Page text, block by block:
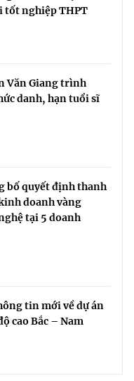
tốt nghiệp THPT
Văn Giang trình
danh, hạn tuổi sĩ
bố quyết định thanh
doanh vàng
tại 5 doanh
tin mới về dự án
cao Bắc – Nam